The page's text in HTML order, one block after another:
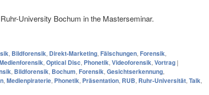
University Bochum in the Masterseminar.
, Bildforensik, Direkt-Marketing, Fälschungen, Forensik,
, Optical Disc, Phonetik, Videoforensik, Vortrag |
, Bildforensik, Bochum, Forensik, Gesichtserkennung,
, Medienpiraterie, Phonetik, Präsentation, RUB, Ruhr-Universität, Talk,